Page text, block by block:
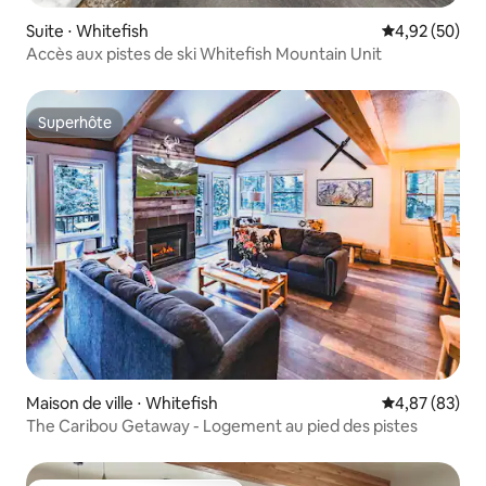
Suite ⋅ Whitefish Évaluation
4,92 (50)
Accès aux pistes de ski Whitefish Mountain Unit
Superhôte
Superhôte
Maison de ville ⋅ Whitefish Évaluation
4,87 (83)
The Caribou Getaway - Logement au pied des pistes